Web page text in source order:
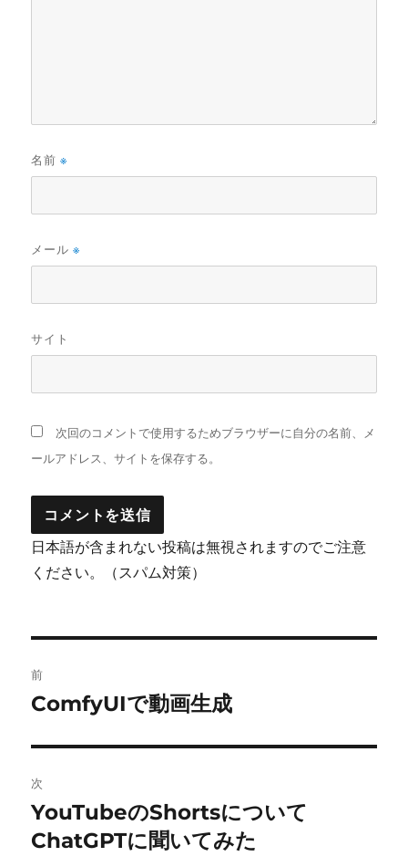
名前※
メール※
サイト
次回のコメントで使用するためブラウザーに自分の名前、メ
ールアドレス、サイトを保存する。
日本語が含まれない投稿は無視されますのでご注意
ください。（スパム対策）
稿
ビ
ゲ
ー
前
前
投
稿:
ComfyUIで動画生成
次
次
の
YouTubeのShortsについて
ChatGPTに聞いてみた